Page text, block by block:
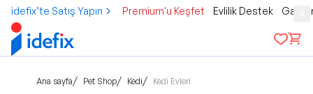
idefix’te Satış Yapın Premium'u Keşfet Evlilik Destek
Ana sayfa/ Pet Shop/ Kedi/ Kedi Evleri